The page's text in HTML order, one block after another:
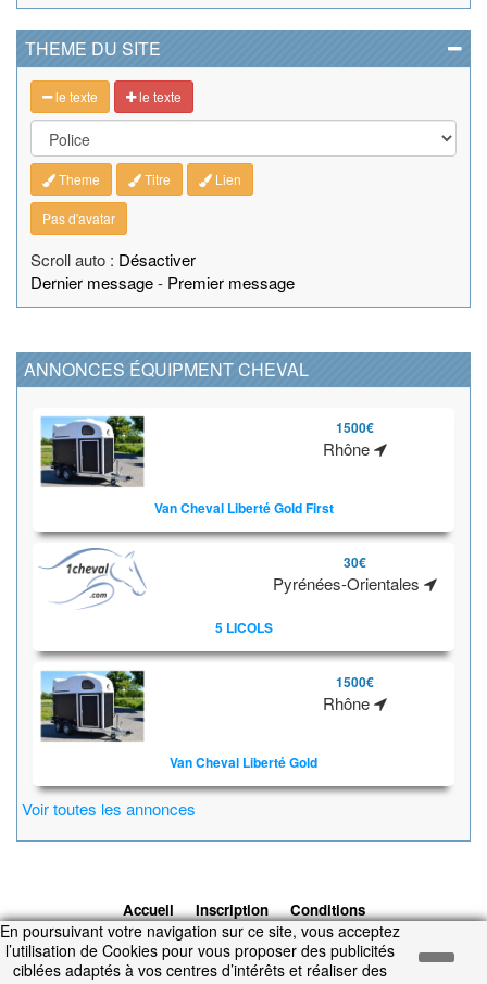
THEME DU SITE
le texte le texte
Theme Titre Lien
Pas d'avatar
Scroll auto : Désactiver
Dernier message- Premier message
ANNONCES ÉQUIPMENT CHEVAL
1500€
Rhône
Van Cheval Liberté Gold First
30€
Pyrénées-Orientales
5 LICOLS
1500€
Rhône
Van Cheval Liberté Gold
Voir toutes les annonces
Accueil Inscription
Conditions
d'utilisation
Contacts © 2026 1cheval.com
Ecurie Virtuelle -
Jeu Cheval
En poursuivant votre navigation sur ce site, vous acceptez
l’utilisation de Cookies pour vous proposer des publicités
ciblées adaptés à vos centres d’intérêts et réaliser des